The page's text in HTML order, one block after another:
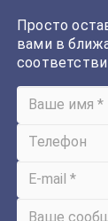
Просто
вами в